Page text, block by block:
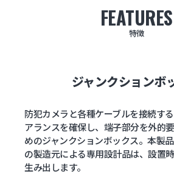
FEATURES
特徴
ジャンクションボ
防犯カメラと各種ケーブルを接続す
アランスを確保し、端子部分を外的
めのジャンクションボックス。本製
の製造元による専用設計品は、設置
生み出します。